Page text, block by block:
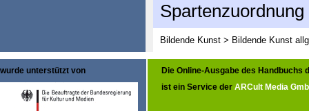
Spartenzuordnung
Bildende Kunst > Bildende Kunst
wurde unterstützt von
Die Online-Ausgabe des Handbuchs
ist ein Service der ARCult Media